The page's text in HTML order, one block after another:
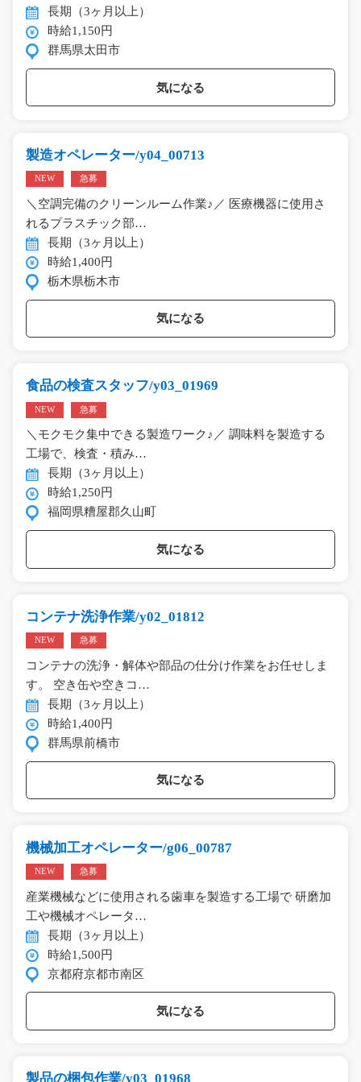
長期（3ヶ月以上）
時給1,150円
群馬県太田市
気になる
製造オペレーター/y04_00713
NEW 急募
＼空調完備のクリーンルーム作業♪／ 医療機器に使用さ
れるプラスチック部…
長期（3ヶ月以上）
時給1,400円
栃木県栃木市
気になる
食品の検査スタッフ/y03_01969
NEW 急募
＼モクモク集中できる製造ワーク♪／ 調味料を製造する
工場で、検査・積み…
長期（3ヶ月以上）
時給1,250円
福岡県糟屋郡久山町
気になる
コンテナ洗浄作業/y02_01812
NEW 急募
コンテナの洗浄・解体や部品の仕分け作業をお任せしま
す。 空き缶や空きコ…
長期（3ヶ月以上）
時給1,400円
群馬県前橋市
気になる
機械加工オペレーター/g06_00787
NEW 急募
産業機械などに使用される歯車を製造する工場で 研磨加
工や機械オペレータ…
長期（3ヶ月以上）
時給1,500円
京都府京都市南区
気になる
製品の梱包作業/y03_01968